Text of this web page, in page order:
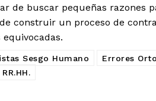
de buscar pequeñas razones
construir un proceso de
Sesgo Humano Errores